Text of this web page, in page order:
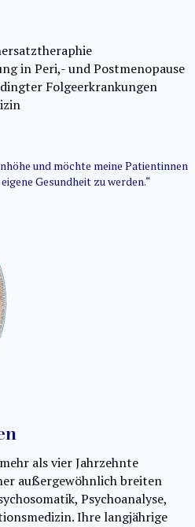
in Peri,- und Postmenopause
Folgeerkrankungen
und möchte meine Patientinnen
Gesundheit zu werden.“
als vier Jahrzehnte
außergewöhnlich breiten
Psychoanalyse,
Ihre langjährige